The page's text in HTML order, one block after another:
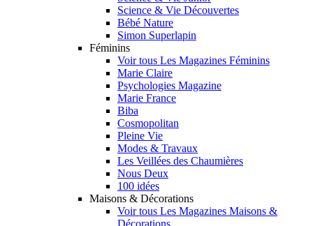
Science & Vie Découvertes
Bébé Nature
Simon Superlapin
Féminins
Voir tous Les Magazines Féminins
Marie Claire
Psychologies Magazine
Marie France
Biba
Cosmopolitan
Pleine Vie
Modes & Travaux
Les Veillées des Chaumières
Nous Deux
100 idées
Maisons & Décorations
Voir tous Les Magazines Maisons &
Décorations